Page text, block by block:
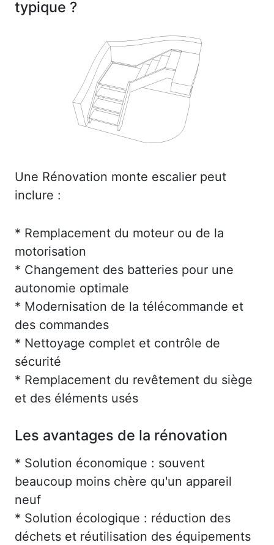
typique ?
Une Rénovation monte escalier peut
inclure :
* Remplacement du moteur ou de la
motorisation
* Changement des batteries pour une
autonomie optimale
* Modernisation de la télécommande et
des commandes
* Nettoyage complet et contrôle de
sécurité
* Remplacement du revêtement du siège
et des éléments usés
Les avantages de la rénovation
* Solution économique : souvent
beaucoup moins chère qu'un appareil
neuf
* Solution écologique : réduction des
déchets et réutilisation des équipements